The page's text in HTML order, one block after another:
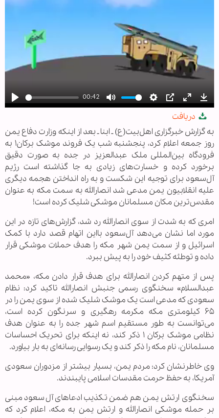
Play
00:42
Mute Settings
PIP Enter
دریافت
به گزارش خبرگزاری اهل‌بیت(ع) ـ ابنا ـ بعد از اینکه وزارت دفاع یمن
روز جمعه اعلام کرد، پنجشنبه شب یک فروند موشک برکان۱ به
فرودگاه بین‌المللی ملک عبدالعزیز در جده به صورت دقیق
برخورد کرده و خسارت‌های زیادی به جا گذاشته است رژیم
آل‌سعود برای توجیه این شکست و به راه انداختن هجمه دیگری
علیه انقلابیون یمن مدعی شد انصارالله به سمت مکه به عنوان
مقدس‌ترین مکان مسلمانان موشکی شلیک کرده است!
امری که به شدت از سوی انصارالله رد شد، گزارش‌های تازه در این
مورد اما نشان می‌دهد آل‌سعود بااین اتهام قصد دارد با کمک
اسرائیل و از سمت یمن شهر مکه را هدف حملات موشکی قرار
داده و توطئه کثیف خود را به پیش ببرد.
پس از متهم کردن انصارالله برای هدف قرار دادن مکه، «محمد
عبدالسلام» سخنگوی رسمی جنبش انصارالله تاکید کرد: نظام
سعودی که مدعی است یک موشک شلیک شده از سوی یمن را در
۶۵ کیلومتری مکه مکرمه رهگیری و سرنگون کرده است،
می‌توانست به طور مستقیم اسم شهر جده را به عنوان هدف
نظامی موشک برکان ۱ ذکر کند، نه اینکه برای تحریک احساسات
مسلمانان، نام مکه را ذکر کند و یک رسوایی رسانه‌ای به بار بیاورد.
وی خاطرنشان کرد: مردم یمن، بسیار بیشتر از مزدوران سعودی
آمریکا، به حفظ حرمت مقدسات اسلامی پایبندند.
سخنگوی ارتش یمن هم ضمن تکذیب ادعاهای آل‌سعود مبنی
بر حمله موشکی انصارالله و ارتش یمن به مکه، اعلام کرد که